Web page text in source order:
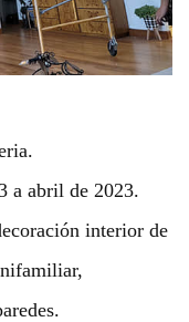
a abril de 2023.
interior de